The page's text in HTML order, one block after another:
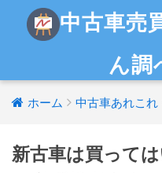
中古車売
ん調
ホーム 中古車あれこれ
新古車は買って